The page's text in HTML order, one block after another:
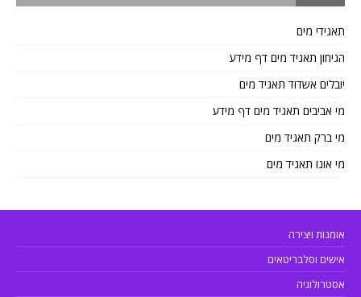
תאגידי מים
הגיחון תאגיד מים דף מידע
יובלים אשדוד תאגיד מים
מי אביבים תאגיד מים דף מידע
מי ברק תאגיד מים
מי אונו תאגיד מים
אומנות ויצירה
אישים וסלבריטאים
אסטרולוגיה